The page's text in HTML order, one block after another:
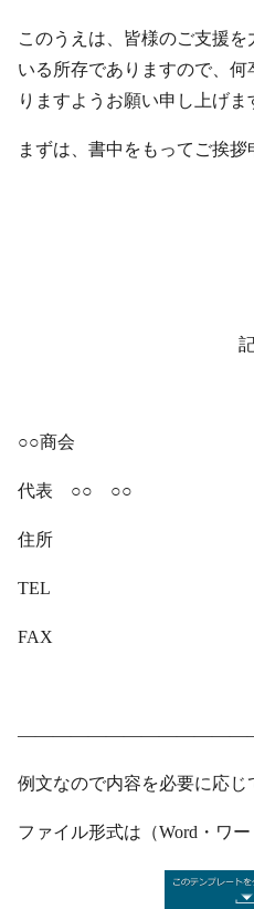
このうえは、皆様のご支援
いる所存でありますので、
りますようお願い申し上げま
まずは、書中をもってご挨拶
○○商会
代表 ○○ ○○
住所
TEL
FAX
例文なので内容を必要に応じ
ファイル形式は（Word・ワー